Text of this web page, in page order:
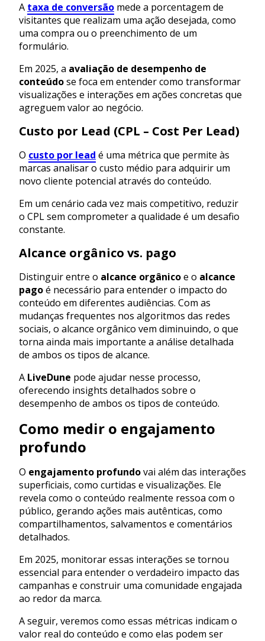
A taxa de conversão mede a porcentagem de
visitantes que realizam uma ação desejada, como
uma compra ou o preenchimento de um
formulário.
Em 2025, a avaliação de desempenho de
conteúdose foca em entender como transformar
visualizações e interações em ações concretas que
agreguem valor ao negócio.
Custo por Lead (CPL – Cost Per Lead)
O custo por lead é uma métrica que permite às
marcas analisar o custo médio para adquirir um
novo cliente potencial através do conteúdo.
Em um cenário cada vez mais competitivo, reduzir
o CPL sem comprometer a qualidade é um desafio
constante.
Alcance orgânico vs. pago
Distinguir entre o alcance orgânicoe o alcance
pagoé necessário para entender o impacto do
conteúdo em diferentes audiências. Com as
mudanças frequentes nos algoritmos das redes
sociais, o alcance orgânico vem diminuindo, o que
torna ainda mais importante a análise detalhada
de ambos os tipos de alcance.
A LiveDune pode ajudar nesse processo,
oferecendo insights detalhados sobre o
desempenho de ambos os tipos de conteúdo.
Como medir o engajamento
profundo
O engajamento profundovai além das interações
superficiais, como curtidas e visualizações. Ele
revela como o conteúdo realmente ressoa com o
público, gerando ações mais autênticas, como
compartilhamentos, salvamentos e comentários
detalhados.
Em 2025, monitorar essas interações se tornou
essencial para entender o verdadeiro impacto das
campanhas e construir uma comunidade engajada
ao redor da marca.
A seguir, veremos como essas métricas indicam o
valor real do conteúdo e como elas podem ser